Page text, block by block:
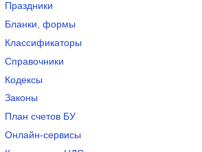
Праздники
Бланки, формы
Классификаторы
Справочники
Кодексы
Законы
План счетов БУ
Онлайн-сервисы